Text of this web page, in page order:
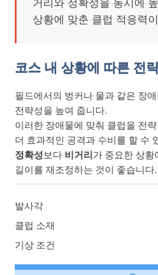
상황에 맞춘 클럽 적응력
코스 내 상황에 따른 전
필드에서의 벙커나 물과 같은 장
전략성을 높여 줍니다.
이러한 장애물에 맞춰 클럽을 전
더 효과적인 공격과 수비를 할 수
정확성보다 비거리가 중요한 상
길이를 재조정하는 것이 좋습니다.
발사각
클럽 소재
기상 조건